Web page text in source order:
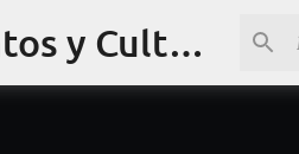
Revista Q Planes - Conciertos de Arequipa, fiestas, eventos y Cultura